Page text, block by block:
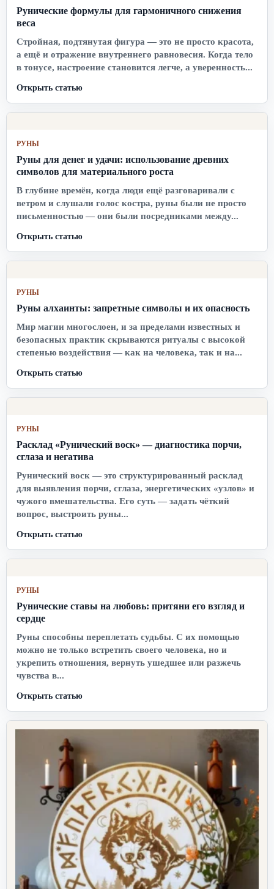
Рунические формулы для гармоничного снижения
веса
Стройная, подтянутая фигура — это не просто красота,
а ещё и отражение внутреннего равновесия. Когда тело
в тонусе, настроение становится легче, а уверенность...
Открыть статью
РУНЫ
Руны для денег и удачи: использование древних
символов для материального роста
В глубине времён, когда люди ещё разговаривали с
ветром и слушали голос костра, руны были не просто
письменностью — они были посредниками между...
Открыть статью
РУНЫ
Руны алхаинты: запретные символы и их опасность
Мир магии многослоен, и за пределами известных и
безопасных практик скрываются ритуалы с высокой
степенью воздействия — как на человека, так и на...
Открыть статью
РУНЫ
Расклад «Рунический воск» — диагностика порчи,
сглаза и негатива
Рунический воск — это структурированный расклад
для выявления порчи, сглаза, энергетических «узлов» и
чужого вмешательства. Его суть — задать чёткий
вопрос, выстроить руны...
Открыть статью
РУНЫ
Рунические ставы на любовь: притяни его взгляд и
сердце
Руны способны переплетать судьбы. С их помощью
можно не только встретить своего человека, но и
укрепить отношения, вернуть ушедшее или разжечь
чувства в...
Открыть статью